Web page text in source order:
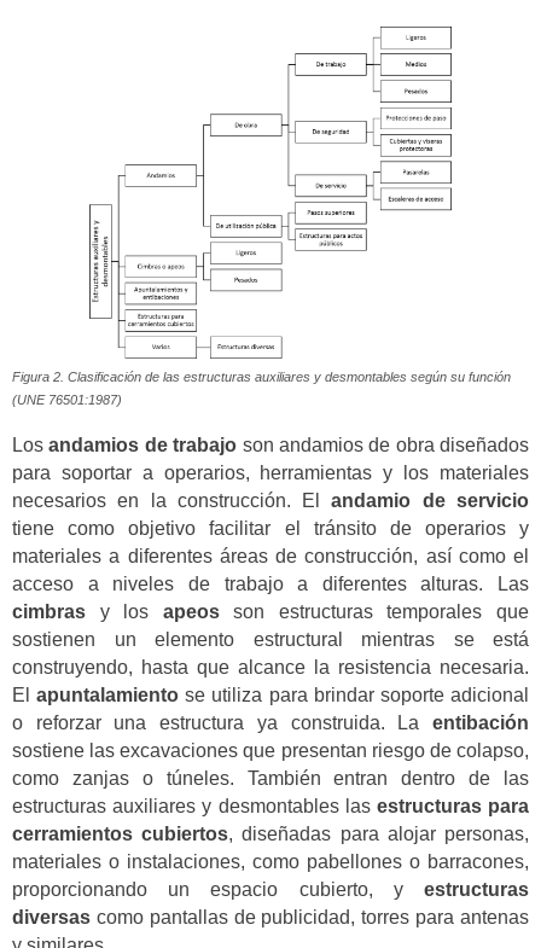
Figura 2. Clasificación de las estructuras auxiliares y desmontables según su función
(UNE 76501:1987)
Losandamios de trabajo son andamios de obra diseñados
para soportar a operarios, herramientas y los materiales
necesarios en la construcción. Elandamio de servicio
tiene como objetivo facilitar el tránsito de operarios y
materiales a diferentes áreas de construcción, así como el
acceso a niveles de trabajo a diferentes alturas. Las
cimbras y los apeosson estructuras temporales que
sostienen un elemento estructural mientras se está
construyendo, hasta que alcance la resistencia necesaria.
Elapuntalamiento se utiliza para brindar soporte adicional
o reforzar una estructura ya construida. La entibación
sostiene las excavaciones que presentan riesgo de colapso,
como zanjas o túneles. También entran dentro de las
estructuras auxiliares y desmontables las estructuras para
cerramientos cubiertos, diseñadas para alojar personas,
materiales o instalaciones, como pabellones o barracones,
proporcionando un espacio cubierto, y estructuras
diversas como pantallas de publicidad, torres para antenas